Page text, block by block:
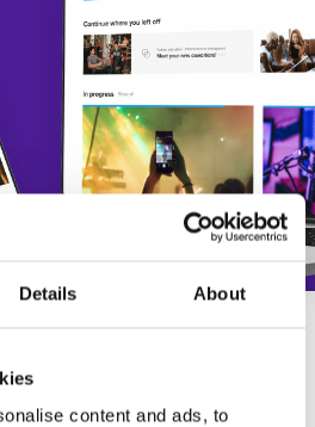
Details About
content and ads, to